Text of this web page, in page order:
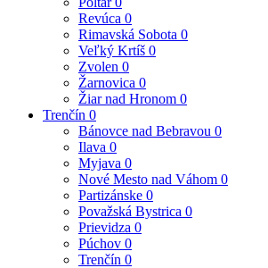
Revúca 0
Rimavská Sobota 0
Veľký Krtíš 0
Zvolen 0
Žarnovica 0
Žiar nad Hronom 0
Trenčín 0
Bánovce nad Bebravou 0
Ilava 0
Myjava 0
Nové Mesto nad Váhom 0
Partizánske 0
Považská Bystrica 0
Prievidza 0
Púchov 0
Trenčín 0